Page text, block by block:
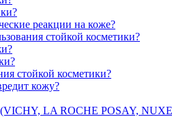
реакции на коже?
стойкой косметики?
стойкой косметики?
кожу?
LA ROCHE POSAY, NUXE,